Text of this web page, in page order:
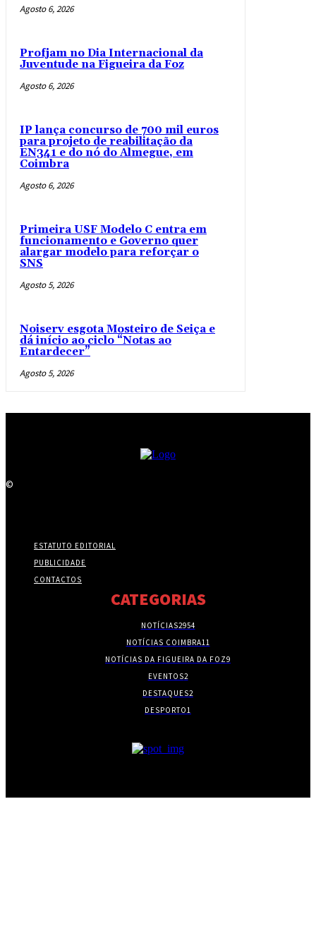
Agosto 6, 2026
Profjam no Dia Internacional da
Juventude na Figueira da Foz
Agosto 6, 2026
IP lança concurso de 700 mil euros
para projeto de reabilitação da
EN341 e do nó do Almegue, em
Coimbra
Agosto 6, 2026
Primeira USF Modelo C entra em
funcionamento e Governo quer
alargar modelo para reforçar o
SNS
Agosto 5, 2026
Noiserv esgota Mosteiro de Seiça e
dá início ao ciclo “Notas ao
Entardecer”
Agosto 5, 2026
©
ESTATUTO EDITORIAL
PUBLICIDADE
CONTACTOS
CATEGORIAS
NOTÍCIAS2954
NOTÍCIAS COIMBRA11
NOTÍCIAS DA FIGUEIRA DA FOZ9
EVENTOS2
DESTAQUES2
DESPORTO1